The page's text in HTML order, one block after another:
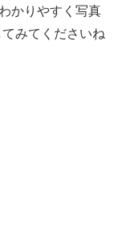
かりやすく写真
みてくださいね